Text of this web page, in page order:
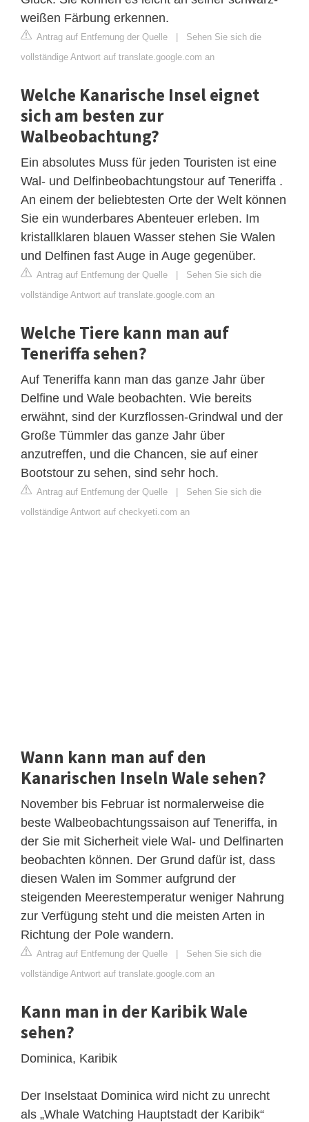
weißen Färbung erkennen.
Antrag auf Entfernung der Quelle | Sehen Sie sich die
vollständige Antwort auf translate.google.com an
Welche Kanarische Insel eignet
sich am besten zur
Walbeobachtung?
Ein absolutes Muss für jeden Touristen ist eine
Wal- und Delfinbeobachtungstour auf Teneriffa .
An einem der beliebtesten Orte der Welt können
Sie ein wunderbares Abenteuer erleben. Im
kristallklaren blauen Wasser stehen Sie Walen
und Delfinen fast Auge in Auge gegenüber.
Antrag auf Entfernung der Quelle | Sehen Sie sich die
vollständige Antwort auf translate.google.com an
Welche Tiere kann man auf
Teneriffa sehen?
Auf Teneriffa kann man das ganze Jahr über
Delfine und Wale beobachten. Wie bereits
erwähnt, sind der Kurzflossen-Grindwal und der
Große Tümmler das ganze Jahr über
anzutreffen, und die Chancen, sie auf einer
Bootstour zu sehen, sind sehr hoch.
Antrag auf Entfernung der Quelle | Sehen Sie sich die
vollständige Antwort auf checkyeti.com an
Wann kann man auf den
Kanarischen Inseln Wale sehen?
November bis Februar ist normalerweise die
beste Walbeobachtungssaison auf Teneriffa, in
der Sie mit Sicherheit viele Wal- und Delfinarten
beobachten können. Der Grund dafür ist, dass
diesen Walen im Sommer aufgrund der
steigenden Meerestemperatur weniger Nahrung
zur Verfügung steht und die meisten Arten in
Richtung der Pole wandern.
Antrag auf Entfernung der Quelle | Sehen Sie sich die
vollständige Antwort auf translate.google.com an
Kann man in der Karibik Wale
sehen?
Dominica, Karibik
Der Inselstaat Dominica wird nicht zu unrecht
als „Whale Watching Hauptstadt der Karibik“